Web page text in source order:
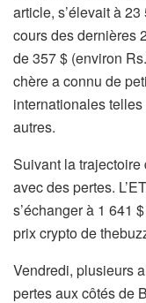
article, s’élevait à
cours des dernières
de 357 $ (environ
chère a connu de
internationales
autres.
Suivant la
avec des pertes.
s’échanger à 1 641
prix crypto de
Vendredi, plusieurs
pertes aux côtés de